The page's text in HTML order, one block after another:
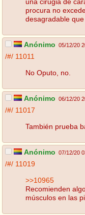
procura no
desagradable
Anónimo 05/12/20
/#/ 11011
No Oputo, no.
Anónimo 06/12/20
/#/ 11017
También prueba
Anónimo 07/12/20
/#/ 11019
>>10965
Recomienden
músculos en las